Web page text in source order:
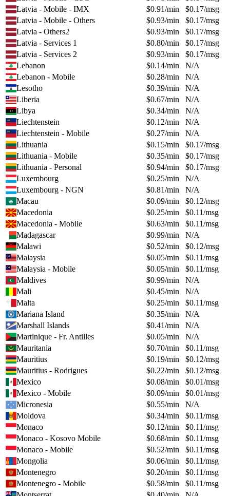
Latvia - Mobile - IMX
$0.91/min $0.17/msg
Latvia - Mobile - Others
$0.93/min $0.17/msg
Latvia - Others2
$0.93/min $0.17/msg
Latvia - Services 1
$0.80/min $0.17/msg
Latvia - Services 2
$0.93/min $0.17/msg
Lebanon
$0.14/min
N/A
Lebanon - Mobile
$0.28/min
N/A
Lesotho
$0.39/min
N/A
Liberia
$0.67/min
N/A
Libya
$0.34/min
N/A
Liechtenstein
$0.12/min
N/A
Liechtenstein - Mobile
$0.27/min
N/A
Lithuania
$0.15/min $0.17/msg
Lithuania - Mobile
$0.35/min $0.17/msg
Lithuania - Personal
$0.94/min $0.17/msg
Luxembourg
$0.25/min
N/A
Luxembourg - NGN
$0.81/min
N/A
Macau
$0.09/min $0.12/msg
Macedonia
$0.25/min $0.11/msg
Macedonia - Mobile
$0.63/min $0.11/msg
Madagascar
$0.99/min
N/A
Malawi
$0.52/min $0.12/msg
Malaysia
$0.05/min $0.11/msg
Malaysia - Mobile
$0.05/min $0.11/msg
Maldives
$0.99/min
N/A
Mali
$0.45/min
N/A
Malta
$0.25/min $0.11/msg
Mariana Island
$0.35/min
N/A
Marshall Islands
$0.41/min
N/A
Martinique - Fr. Antilles
$0.05/min
N/A
Mauritania
$0.70/min $0.11/msg
Mauritius
$0.19/min $0.12/msg
Mauritius - Rodrigues
$0.22/min $0.12/msg
Mexico
$0.08/min $0.01/msg
Mexico - Mobile
$0.09/min $0.01/msg
Micronesia
$0.55/min
N/A
Moldova
$0.34/min $0.11/msg
Monaco
$0.12/min $0.11/msg
Monaco - Kosovo Mobile
$0.68/min $0.11/msg
Monaco - Mobile
$0.52/min $0.11/msg
Mongolia
$0.06/min $0.11/msg
Montenegro
$0.20/min $0.11/msg
Montenegro - Mobile
$0.58/min $0.11/msg